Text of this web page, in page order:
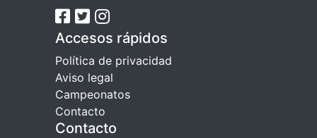
Accesos rápidos
Política de privacidad
Aviso legal
Campeonatos
Contacto
Contacto